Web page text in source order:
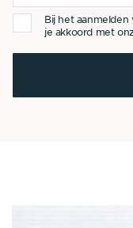
Bij het
je akkoord met